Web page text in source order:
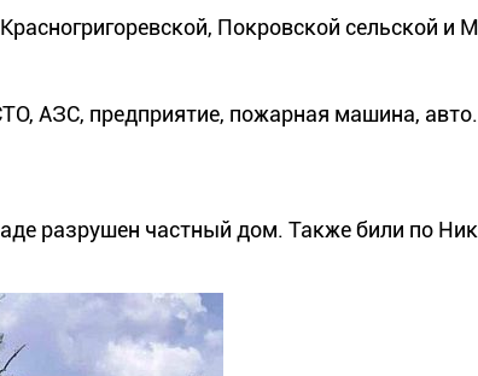
Покровской сельской и
АЗС, предприятие, пожарная машина, авто.
разрушен частный дом. Также били по